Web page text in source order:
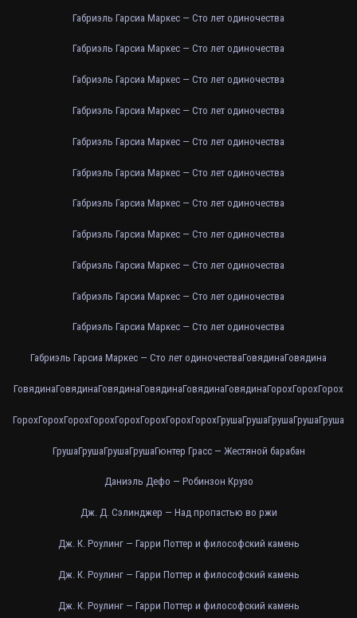
Габриэль Гарсиа Маркес — Сто лет одиночества
Габриэль Гарсиа Маркес — Сто лет одиночества
Габриэль Гарсиа Маркес — Сто лет одиночества
Габриэль Гарсиа Маркес — Сто лет одиночества
Габриэль Гарсиа Маркес — Сто лет одиночества
Габриэль Гарсиа Маркес — Сто лет одиночества
Габриэль Гарсиа Маркес — Сто лет одиночества
Габриэль Гарсиа Маркес — Сто лет одиночества
Габриэль Гарсиа Маркес — Сто лет одиночества
Габриэль Гарсиа Маркес — Сто лет одиночества
Габриэль Гарсиа Маркес — Сто лет одиночества
Габриэль Гарсиа Маркес — Сто лет одиночестваГовядинаГовядина
ГовядинаГовядинаГовядинаГовядинаГовядинаГовядинаГорохГорохГорох
ГорохГорохГорохГорохГорохГорохГорохГорохГрушаГрушаГрушаГрушаГруша
ГрушаГрушаГрушаГрушаГюнтер Грасс — Жестяной барабан
Даниэль Дефо — Робинзон Крузо
Дж. Д. Сэлинджер — Над пропастью во ржи
Дж. К. Роулинг — Гарри Поттер и философский камень
Дж. К. Роулинг — Гарри Поттер и философский камень
Дж. К. Роулинг — Гарри Поттер и философский камень